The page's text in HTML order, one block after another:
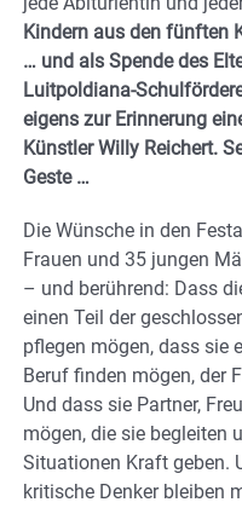
Kindern aus den fünften
… und als Spende des
Luitpoldiana-
eigens zur Erinnerung
Künstler Willy Reichert.
Geste …
Die Wünsche in den
Frauen und 35 jungen
– und berührend: Dass
einen Teil der
pflegen mögen, dass sie
Beruf finden mögen, der
Und dass sie Partner,
mögen, die sie begleiten
Situationen Kraft geben.
kritische Denker bleiben